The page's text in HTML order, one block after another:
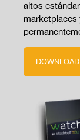
altos
marketplaces
DOWNLOAD